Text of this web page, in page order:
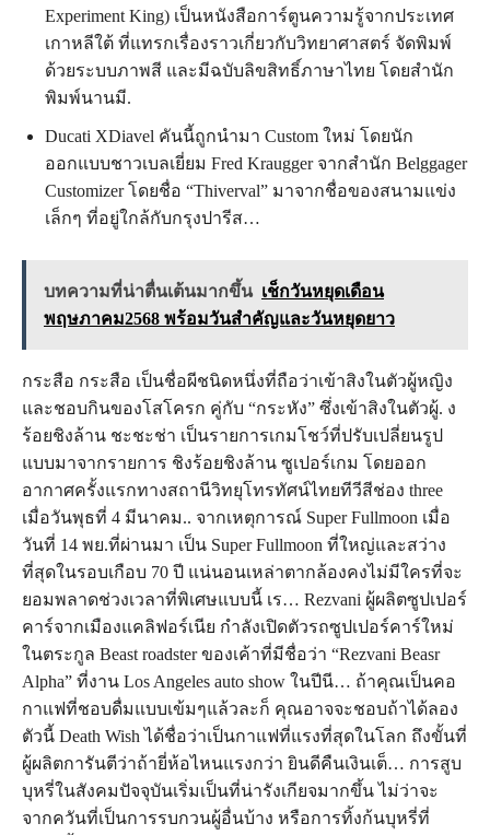
Experiment King) เป็นหนังสือการ์ตูนความรู้จากประเทศ
เกาหลีใต้ ที่แทรกเรื่องราวเกี่ยวกับวิทยาศาสตร์ จัดพิมพ์
ด้วยระบบภาพสี และมีฉบับลิขสิทธิ์ภาษาไทย โดยสำนัก
พิมพ์นานมี.
Ducati XDiavel คันนี้ถูกนำมา Custom ใหม่ โดยนัก
ออกแบบชาวเบลเยี่ยม Fred Kraugger จากสำนัก Belggager
Customizer โดยชื่อ “Thiverval” มาจากชื่อของสนามแข่ง
เล็กๆ ที่อยู่ใกล้กับกรุงปารีส…
บทความที่น่าตื่นเต้นมากขึ้น เช็กวันหยุดเดือน
พฤษภาคม2568 พร้อมวันสำคัญและวันหยุดยาว
กระสือ กระสือ เป็นชื่อผีชนิดหนึ่งที่ถือว่าเข้าสิงในตัวผู้หญิง
และชอบกินของโสโครก คู่กับ “กระหัง” ซึ่งเข้าสิงในตัวผู้. ง
ร้อยชิงล้าน ชะชะช่า เป็นรายการเกมโชว์ที่ปรับเปลี่ยนรูป
แบบมาจากรายการ ชิงร้อยชิงล้าน ซูเปอร์เกม โดยออก
อากาศครั้งแรกทางสถานีวิทยุโทรทัศน์ไทยทีวีสีช่อง three
เมื่อวันพุธที่ 4 มีนาคม.. จากเหตุการณ์ Super Fullmoon เมื่อ
วันที่ 14 พย.ที่ผ่านมา เป็น Super Fullmoon ที่ใหญ่และสว่าง
ที่สุดในรอบเกือบ 70 ปี แน่นอนเหล่าตากล้องคงไม่มีใครที่จะ
ยอมพลาดช่วงเวลาที่พิเศษแบบนี้ เร… Rezvani ผู้ผลิตซูปเปอร์
คาร์จากเมืองแคลิฟอร์เนีย กำลังเปิดตัวรถซูปเปอร์คาร์ใหม่
ในตระกูล Beast roadster ของเค้าที่มีชื่อว่า “Rezvani Beasr
Alpha” ที่งาน Los Angeles auto show ในปีนี… ถ้าคุณเป็นคอ
กาแฟที่ชอบดื่มแบบเข้มๆแล้วละก็ คุณอาจจะชอบถ้าได้ลอง
ตัวนี้ Death Wish ได้ชื่อว่าเป็นกาแฟที่แรงที่สุดในโลก ถึงขั้นที่
ผู้ผลิตการันตีว่าถ้ายี่ห้อไหนแรงกว่า ยินดีคืนเงินเต็… การสูบ
บุหรี่ในสังคมปัจจุบันเริ่มเป็นที่น่ารังเกียจมากขึ้น ไม่ว่าจะ
จากควันที่เป็นการรบกวนผู้อื่นบ้าง หรือการทิ้งก้นบุหรี่ที่